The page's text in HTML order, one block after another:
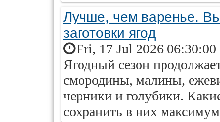
Лучше, чем варенье.
заготовки ягод
Fri, 17 Jul 2026 06:30:00
Ягодный сезон
смородины, малины,
черники и голубики.
сохранить в них